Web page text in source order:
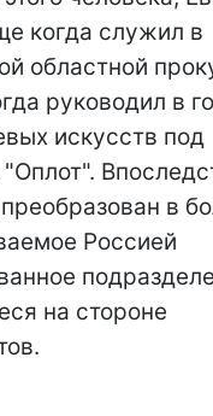
когда служил в
областной
руководил в
искусств под
в
Россией
на стороне